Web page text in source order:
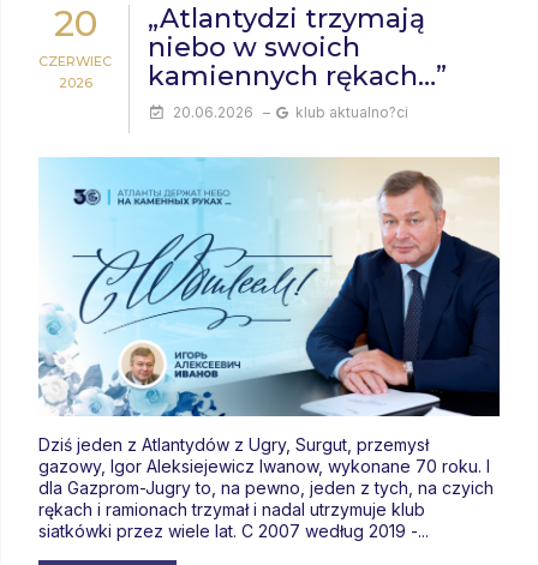
20
CZERWIEC
2026
„Atlantydzi trzymają
niebo w swoich
kamiennych rękach…”
20.06.2026 – klub aktualno?ci
Dziś jeden z Atlantydów z Ugry, Surgut, przemysł
gazowy, Igor Aleksiejewicz Iwanow, wykonane 70 roku. I
dla Gazprom-Jugry to, na pewno, jeden z tych, na czyich
rękach i ramionach trzymał i nadal utrzymuje klub
siatkówki przez wiele lat. C 2007 według 2019 -...